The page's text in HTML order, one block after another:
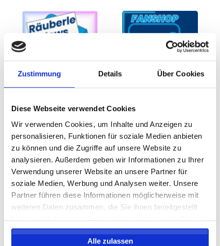
Zustimmung Details Über Cookies
Diese Webseite verwendet Cookies
Wir verwenden Cookies, um Inhalte und Anzeigen zu
personalisieren, Funktionen für soziale Medien anbieten
zu können und die Zugriffe auf unsere Website zu
analysieren. Außerdem geben wir Informationen zu Ihrer
Verwendung unserer Website an unsere Partner für
soziale Medien, Werbung und Analysen weiter. Unsere
Partner führen diese Informationen möglicherweise mit
weiteren Daten zusammen, die Sie ihnen bereitgestellt
haben oder die sie im Rahmen Ihrer Nutzung der Dienste
gesammelt haben.
Alle zulassen